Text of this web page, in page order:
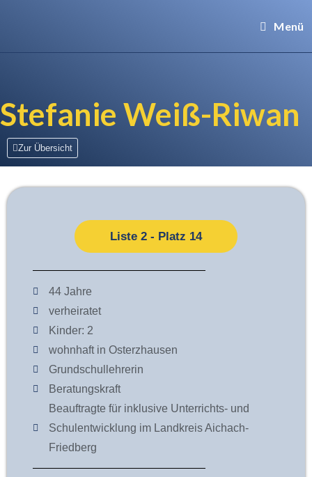
Menü
Stefanie Weiß-Riwan
Zur Übersicht
Liste 2 - Platz 14
44 Jahre
verheiratet
Kinder: 2
wohnhaft in Osterzhausen
Grundschullehrerin
Beratungskraft
Beauftragte für inklusive Unterrichts- und
Schulentwicklung im Landkreis Aichach-
Friedberg